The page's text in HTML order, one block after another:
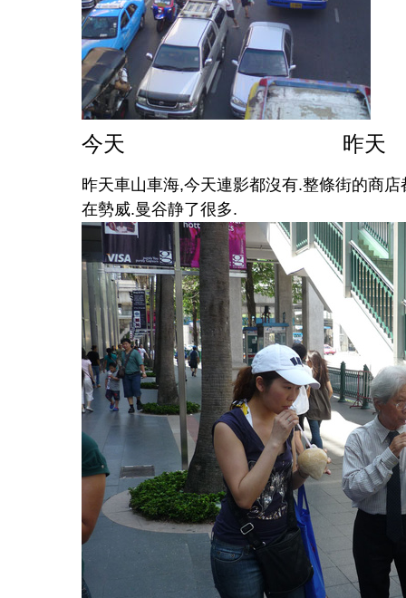
今天 昨天
昨天車山車海,今天連影都沒有.整條街的商店
在勢威.曼谷静了很多.